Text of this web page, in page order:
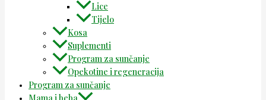
Lice
Tijelo
Kosa
Suplementi
Program za sunčanje
Opekotine i regeneracija
Program za sunčanje